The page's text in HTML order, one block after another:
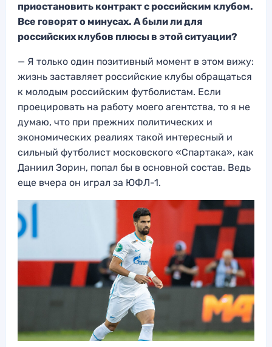
приостановить контракт с российским клубом.
Все говорят о минусах. А были ли для
российских клубов плюсы в этой ситуации?
— Я только один позитивный момент в этом вижу:
жизнь заставляет российские клубы обращаться
к молодым российским футболистам. Если
проецировать на работу моего агентства, то я не
думаю, что при прежних политических и
экономических реалиях такой интересный и
сильный футболист московского «Спартака», как
Даниил Зорин, попал бы в основной состав. Ведь
еще вчера он играл за ЮФЛ-1.